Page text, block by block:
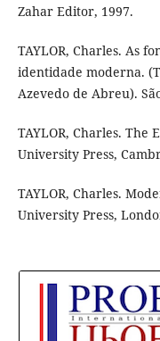
Zahar Editor, 1997.
TAYLOR, Charles. As
identidade moderna.
Azevedo de Abreu).
TAYLOR, Charles.
University Press,
TAYLOR, Charles.
University Press,